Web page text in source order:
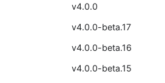
v4.0.0
v4.0.0-beta.17
v4.0.0-beta.16
v4.0.0-beta.15